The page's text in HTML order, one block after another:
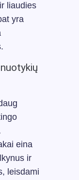
liaudies
yra
eina
ir
leisdami